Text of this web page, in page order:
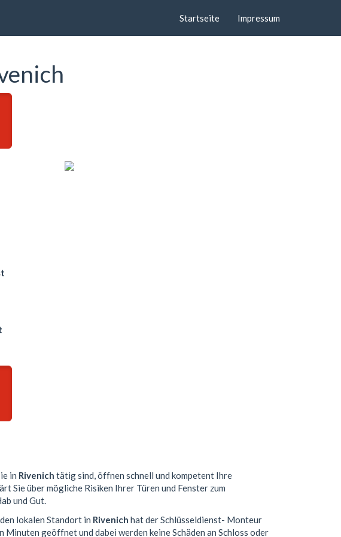
Startseite Impressum
in Rivenich tätig sind, öffnen schnell und kompetent Ihre
Sie über mögliche Risiken Ihrer Türen und Fenster zum
und Gut.
lokalen Standort in Rivenich hat der Schlüsseldienst- Monteur
Minuten geöffnet und dabei werden keine Schäden an Schloss oder